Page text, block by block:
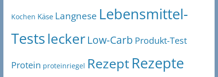
Kochen Käse Langnese Lebensmittel-
Testslecker Low-Carb Produkt-Test
Protein proteinriegel RezeptRezepte